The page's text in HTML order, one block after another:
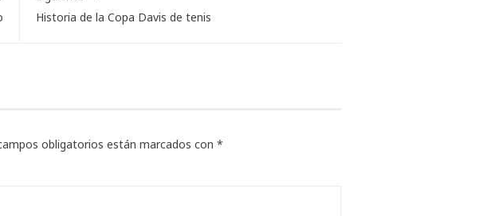
Historia de la Copa Davis de tenis
obligatorios están marcados con *